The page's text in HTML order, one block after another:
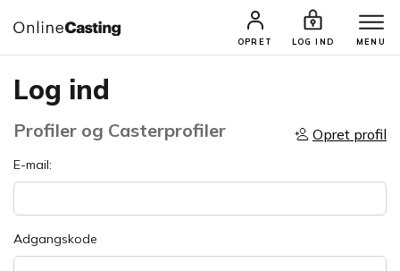
OPRET LOG IND MENU
Log ind
Profiler og Casterprofiler Opret profil
E-mail:
Adgangskode